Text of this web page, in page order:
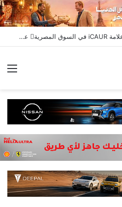
جي بي أوتو تستعد لإطلاق علامة iCAUR في السوق المصرية علامة عالمية جديدة لسيارات الطاقة الجديدة تجمع بين التكنولوجيا الذكية والتصميم الجريء وروح المغامر